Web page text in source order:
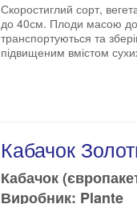
Скоростиглий сорт,
до 40см. Плоди масою до
транспортуються та
підвищеним вмістом
Кабачок
Кабачок
Виробник: Plante